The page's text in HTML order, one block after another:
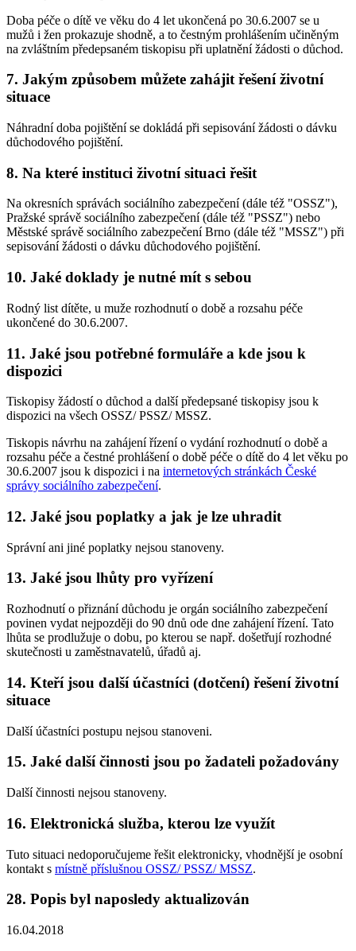
Doba péče o dítě ve věku do 4 let ukončená po 30.6.2007 se u
mužů i žen prokazuje shodně, a to čestným prohlášením učiněným
na zvláštním předepsaném tiskopisu při uplatnění žádosti o důchod.
7. Jakým způsobem můžete zahájit řešení životní
situace
Náhradní doba pojištění se dokládá při sepisování žádosti o dávku
důchodového pojištění.
8. Na které instituci životní situaci řešit
Na okresních správách sociálního zabezpečení (dále též "OSSZ"),
Pražské správě sociálního zabezpečení (dále též "PSSZ") nebo
Městské správě sociálního zabezpečení Brno (dále též "MSSZ") při
sepisování žádosti o dávku důchodového pojištění.
10. Jaké doklady je nutné mít s sebou
Rodný list dítěte, u muže rozhodnutí o době a rozsahu péče
ukončené do 30.6.2007.
11. Jaké jsou potřebné formuláře a kde jsou k
dispozici
Tiskopisy žádostí o důchod a další předepsané tiskopisy jsou k
dispozici na všech OSSZ/ PSSZ/ MSSZ.
Tiskopis návrhu na zahájení řízení o vydání rozhodnutí o době a
rozsahu péče a čestné prohlášení o době péče o dítě do 4 let věku po
30.6.2007 jsou k dispozici i na internetových stránkách České
správy sociálního zabezpečení.
12. Jaké jsou poplatky a jak je lze uhradit
Správní ani jiné poplatky nejsou stanoveny.
13. Jaké jsou lhůty pro vyřízení
Rozhodnutí o přiznání důchodu je orgán sociálního zabezpečení
povinen vydat nejpozději do 90 dnů ode dne zahájení řízení. Tato
lhůta se prodlužuje o dobu, po kterou se např. došetřují rozhodné
skutečnosti u zaměstnavatelů, úřadů aj.
14. Kteří jsou další účastníci (dotčení) řešení životní
situace
Další účastníci postupu nejsou stanoveni.
15. Jaké další činnosti jsou po žadateli požadovány
Další činnosti nejsou stanoveny.
16. Elektronická služba, kterou lze využít
Tuto situaci nedoporučujeme řešit elektronicky, vhodnější je osobní
kontakt s místně příslušnou OSSZ/ PSSZ/ MSSZ.
28. Popis byl naposledy aktualizován
16.04.2018